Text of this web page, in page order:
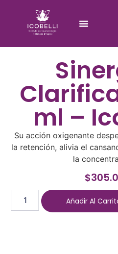
ml –
Su acción oxigenante
la retención, alivia el
la
$
Añadir Al